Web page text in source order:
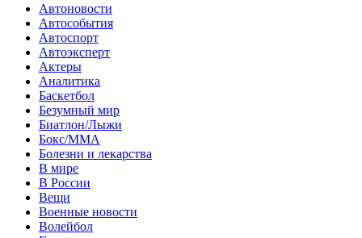
Автоновости
Автособытия
Автоспорт
Автоэксперт
Актеры
Аналитика
Баскетбол
Безумный мир
Биатлон/Лыжи
Бокс/MMA
Болезни и лекарства
В мире
В России
Вещи
Военные новости
Волейбол